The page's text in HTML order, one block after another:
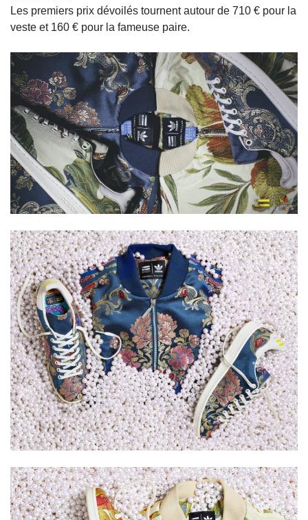
Les premiers prix dévoilés tournent autour de 710 € pour la
veste et 160 € pour la fameuse paire.